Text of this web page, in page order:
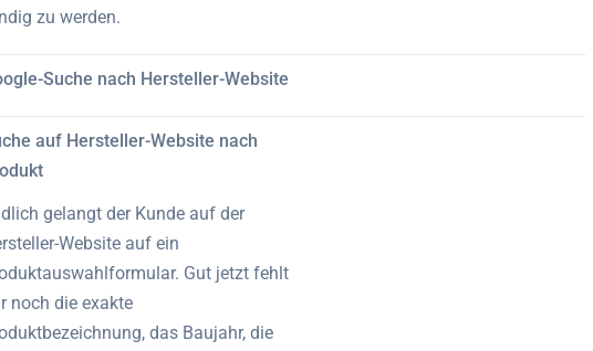
zu werden.
Suche nach Hersteller-Website
auf Hersteller-Website nach
gelangt der Kunde auf der
Website auf ein
Gut jetzt fehlt
noch die exakte
das Baujahr, die